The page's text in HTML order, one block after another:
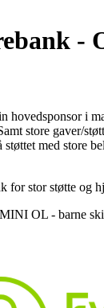
-
i
store gaver/
med store
for stor støtte og
OL - barne